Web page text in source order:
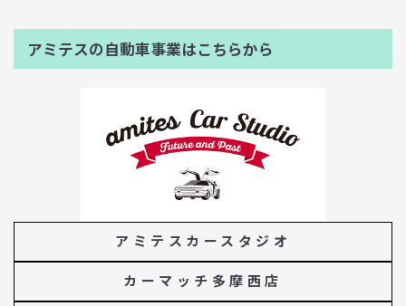
アミテスの自動車事業はこちらから
アミテスカースタジオ
カーマッチ多摩西店